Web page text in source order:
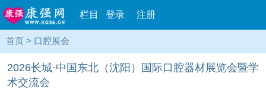
栏目 登录 注册
首页 > 口腔展会
2026长城·中国东北（沈阳）国际口腔器材展览会暨学
术交流会